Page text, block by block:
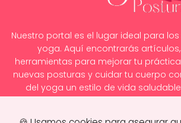
Nuestro portal es el lugar ideal para
yoga. Aquí encontrarás
herramientas para mejorar tu
nuevas posturas y cuidar tu cuerpo
del yoga un estilo de vida